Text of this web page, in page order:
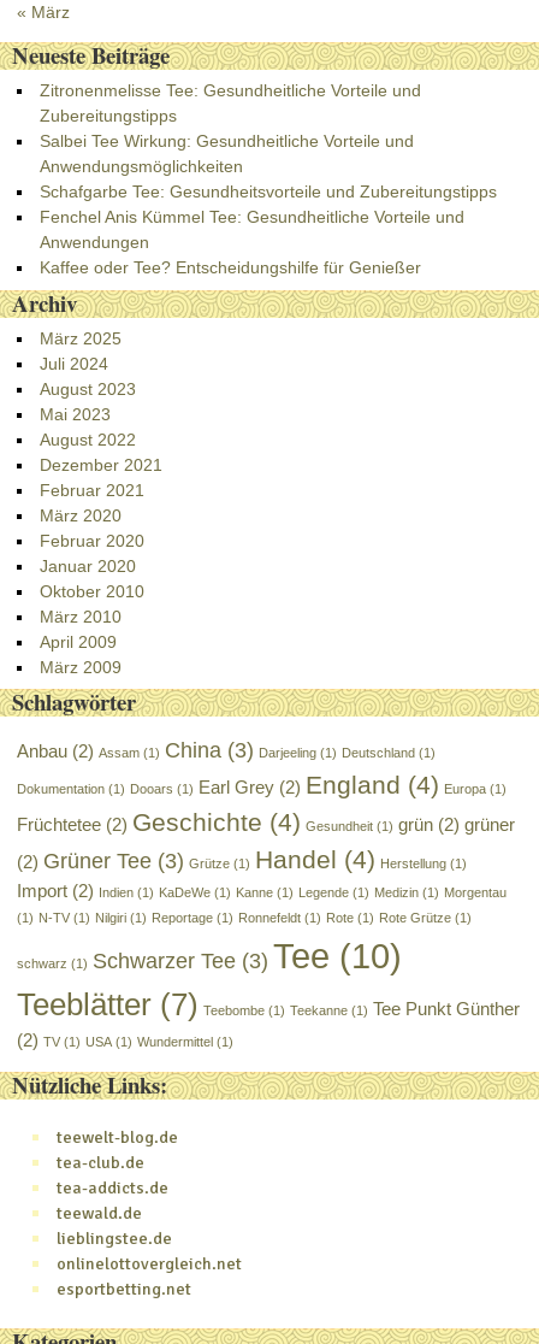
« März
Neueste Beiträge
Zitronenmelisse Tee: Gesundheitliche Vorteile und
Zubereitungstipps
Salbei Tee Wirkung: Gesundheitliche Vorteile und
Anwendungsmöglichkeiten
Schafgarbe Tee: Gesundheitsvorteile und Zubereitungstipps
Fenchel Anis Kümmel Tee: Gesundheitliche Vorteile und
Anwendungen
Kaffee oder Tee? Entscheidungshilfe für Genießer
Archiv
März 2025
Juli 2024
August 2023
Mai 2023
August 2022
Dezember 2021
Februar 2021
März 2020
Februar 2020
Januar 2020
Oktober 2010
März 2010
April 2009
März 2009
Schlagwörter
Anbau (2) Assam (1) China (3) Darjeeling (1) Deutschland (1)
Dokumentation (1) Dooars (1) Earl Grey (2) England (4) Europa (1)
Früchtetee (2) Geschichte (4) Gesundheit (1) grün (2) grüner
(2) Grüner Tee (3) Grütze (1) Handel (4) Herstellung (1)
Import (2) Indien (1) KaDeWe (1) Kanne (1) Legende (1) Medizin (1) Morgentau
(1) N-TV (1) Nilgiri (1) Reportage (1) Ronnefeldt (1) Rote (1) Rote Grütze (1)
schwarz (1) Schwarzer Tee (3) Tee (10)
Teeblätter (7) Teebombe (1) Teekanne (1) Tee Punkt Günther
(2) TV (1) USA (1) Wundermittel (1)
Nützliche Links:
teewelt-blog.de
tea-club.de
tea-addicts.de
teewald.de
lieblingstee.de
onlinelottovergleich.net
esportbetting.net